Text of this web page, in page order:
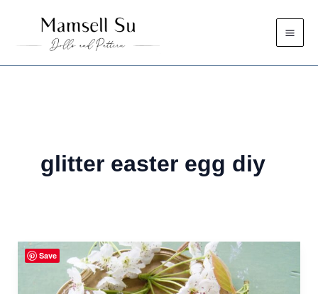
springen
glitter easter egg diy
Save